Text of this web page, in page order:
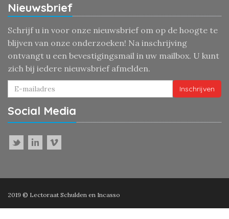
Nieuwsbrief
Schrijf u in voor onze nieuwsbrief om op de hoogte te
blijven van onze onderzoeken! Na inschrijving
ontvangt u een bevestigingsmail in uw mailbox. U kunt
zich bij iedere nieuwsbrief afmelden.
Inschrijven
Social Media
2019 © Lectoraat Schulden en Incasso